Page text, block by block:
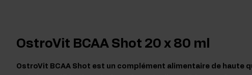
OstroVit BCAA Shot 20 x 80 ml
OstroVit BCAA Shot est un complément alimentaire de haute